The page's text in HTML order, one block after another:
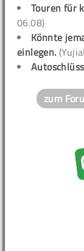
Touren für
06.08)
Könnte
einlegen.
zum